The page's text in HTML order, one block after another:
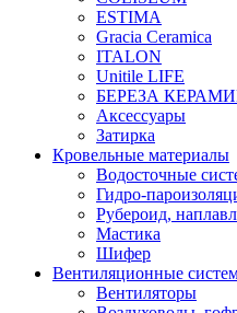
ESTIMA
Gracia Ceramica
ITALON
Unitile LIFE
БЕРЕЗА
Аксессуары
Затирка
Кровельные материалы
Водосточные
Гидро-
Рубероид,
Мастика
Шифер
Вентиляционные
Вентиляторы